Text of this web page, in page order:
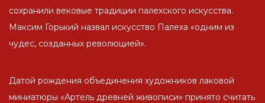
сохранили вековые традиции палехского искусства.
Максим Горький назвал искусство Палеха «одним из
чудес, созданных революцией».
Датой рождения объединения художников лаковой
миниатюры «Артель древней живописи» принято считать